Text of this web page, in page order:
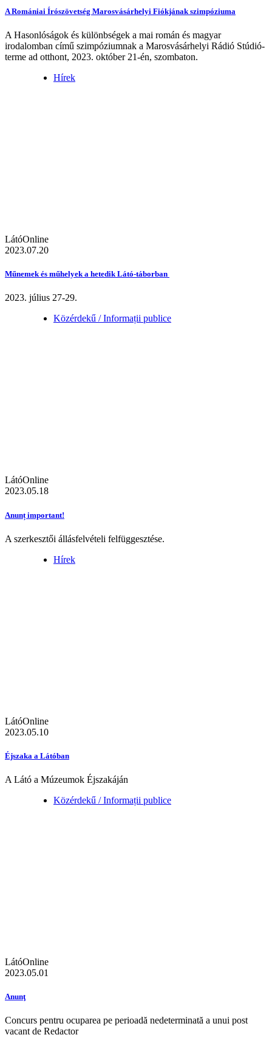
A Romániai Írószövetség Marosvásárhelyi Fiókjának szimpóziuma
A Hasonlóságok és különbségek a mai román és magyar
irodalomban című szimpóziumnak a Marosvásárhelyi Rádió Stúdió-
terme ad otthont, 2023. október 21-én, szombaton.
Hírek
LátóOnline
2023.07.20
Műnemek és műhelyek a hetedik Látó-táborban
2023. július 27-29.
Közérdekű / Informații publice
LátóOnline
2023.05.18
Anunț important!
A szerkesztői állásfelvételi felfüggesztése.
Hírek
LátóOnline
2023.05.10
Éjszaka a Látóban
A Látó a Múzeumok Éjszakáján
Közérdekű / Informații publice
LátóOnline
2023.05.01
Anunţ
Concurs pentru ocuparea pe perioadă nedeterminată a unui post
vacant de Redactor